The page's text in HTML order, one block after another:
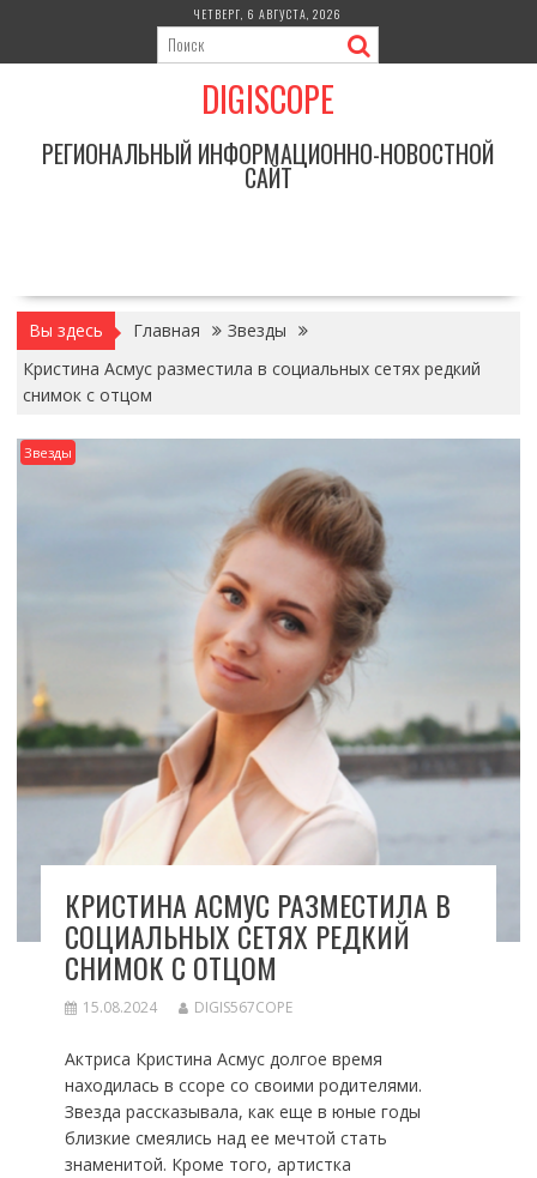
содержимому
ЧЕТВЕРГ, 6 АВГУСТА, 2026
DIGISCOPE
РЕГИОНАЛЬНЫЙ ИНФОРМАЦИОННО-НОВОСТНОЙ
САЙТ
Вы здесь Главная
Звезды
Кристина Асмус разместила в социальных сетях редкий
снимок с отцом
Звезды
КРИСТИНА АСМУС РАЗМЕСТИЛА В
СОЦИАЛЬНЫХ СЕТЯХ РЕДКИЙ
СНИМОК С ОТЦОМ
15.08.2024 DIGIS567COPE
Актриса Кристина Асмус долгое время
находилась в ссоре со своими родителями.
Звезда рассказывала, как еще в юные годы
близкие смеялись над ее мечтой стать
знаменитой. Кроме того, артистка